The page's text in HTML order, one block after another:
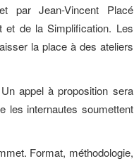
par Jean-Vincent Placé
et de la Simplification. Les
la place à des ateliers
appel à proposition sera
les internautes soumettent
Format, méthodologie,